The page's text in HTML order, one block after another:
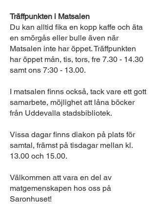
Träffpunkten i Matsalen
Du kan alltid fika en kopp kaffe och äta
en smörgås eller bulle även när
Matsalen inte har öppet. Träffpunkten
har öppet mån, tis, tors, fre 7.30 - 14.30
samt ons 7:30 - 13.00.
I matsalen finns också, tack vare ett gott
samarbete, möjlighet att låna böcker
från Uddevalla stadsbibliotek.
Vissa dagar finns diakon på plats för
samtal, främst på tisdagar mellan kl.
13.00 och 15.00.
Välkommen att vara en del av
matgemenskapen hos oss på
Saronhuset!